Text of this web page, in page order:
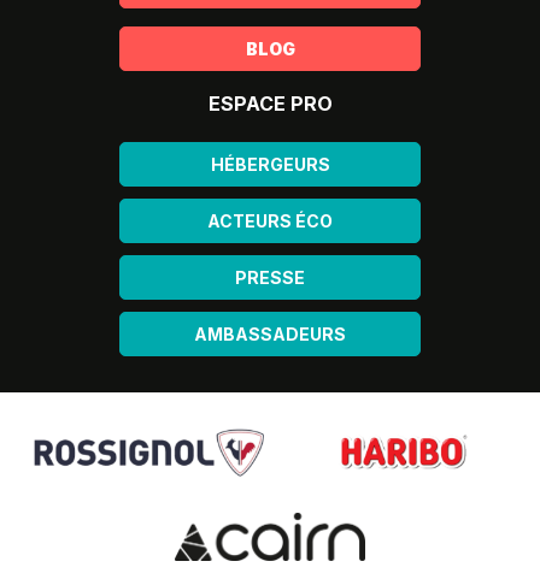
BLOG
ESPACE PRO
HÉBERGEURS
ACTEURS ÉCO
PRESSE
AMBASSADEURS